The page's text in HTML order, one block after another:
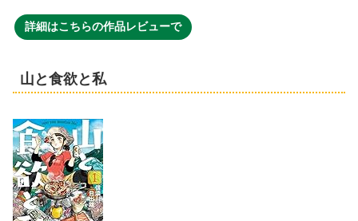
詳細はこちらの作品レビューで
山と食欲と私